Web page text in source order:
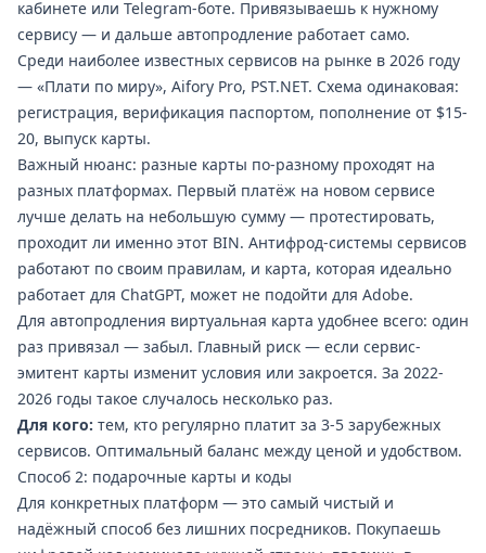
кабинете или Telegram-боте. Привязываешь к нужному
сервису — и дальше автопродление работает само.
Среди наиболее известных сервисов на рынке в 2026 году
— «Плати по миру», Aifory Pro, PST.NET. Схема одинаковая:
регистрация, верификация паспортом, пополнение от $15-
20, выпуск карты.
Важный нюанс: разные карты по-разному проходят на
разных платформах. Первый платёж на новом сервисе
лучше делать на небольшую сумму — протестировать,
проходит ли именно этот BIN. Антифрод-системы сервисов
работают по своим правилам, и карта, которая идеально
работает для ChatGPT, может не подойти для Adobe.
Для автопродления виртуальная карта удобнее всего: один
раз привязал — забыл. Главный риск — если сервис-
эмитент карты изменит условия или закроется. За 2022-
2026 годы такое случалось несколько раз.
Для кого: тем, кто регулярно платит за 3-5 зарубежных
сервисов. Оптимальный баланс между ценой и удобством.
Способ 2: подарочные карты и коды
Для конкретных платформ — это самый чистый и
надёжный способ без лишних посредников. Покупаешь